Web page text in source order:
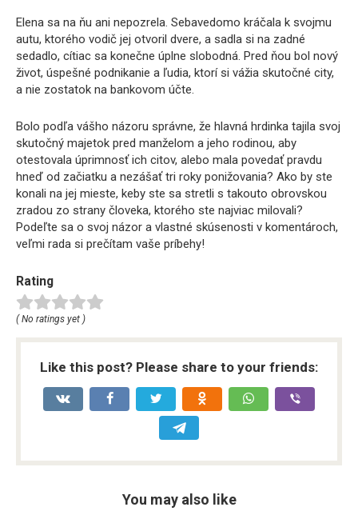
Elena sa na ňu ani nepozrela. Sebavedomo kráčala k svojmu
autu, ktorého vodič jej otvoril dvere, a sadla si na zadné
sedadlo, cítiac sa konečne úplne slobodná. Pred ňou bol nový
život, úspešné podnikanie a ľudia, ktorí si vážia skutočné city,
a nie zostatok na bankovom účte.
Bolo podľa vášho názoru správne, že hlavná hrdinka tajila svoj
skutočný majetok pred manželom a jeho rodinou, aby
otestovala úprimnosť ich citov, alebo mala povedať pravdu
hneď od začiatku a nezášať tri roky ponižovania? Ako by ste
konali na jej mieste, keby ste sa stretli s takouto obrovskou
zradou zo strany človeka, ktorého ste najviac milovali?
Podeľte sa o svoj názor a vlastné skúsenosti v komentároch,
veľmi rada si prečítam vaše príbehy!
Rating
( No ratings yet )
Like this post? Please share to your friends:
You may also like